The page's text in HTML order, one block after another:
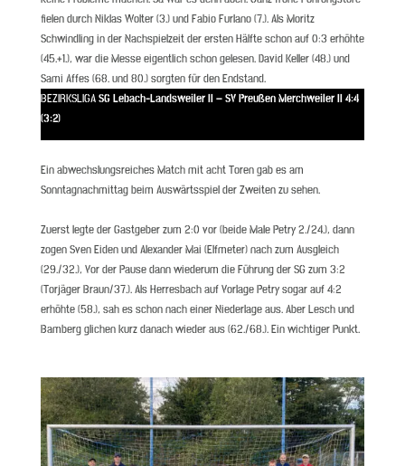
fielen durch Niklas Wolter (3.) und Fabio Furlano (7.). Als Moritz
Schwindling in der Nachspielzeit der ersten Hälfte schon auf 0:3 erhöhte
(45.+1.), war die Messe eigentlich schon gelesen. David Keller (48.) und
Sami Affes (68. und 80.) sorgten für den Endstand.
BEZIRKSLIGASG Lebach-Landsweiler II – SV Preußen Merchweiler II 4:4
(3:2)
Ein abwechslungsreiches Match mit acht Toren gab es am
Sonntagnachmittag beim Auswärtsspiel der Zweiten zu sehen.
Zuerst legte der Gastgeber zum 2:0 vor (beide Male Petry 2./24.), dann
zogen Sven Eiden und Alexander Mai (Elfmeter) nach zum Ausgleich
(29./32.), Vor der Pause dann wiederum die Führung der SG zum 3:2
(Torjäger Braun/37.). Als Herresbach auf Vorlage Petry sogar auf 4:2
erhöhte (58.), sah es schon nach einer Niederlage aus. Aber Lesch und
Bamberg glichen kurz danach wieder aus (62./68.). Ein wichtiger Punkt.